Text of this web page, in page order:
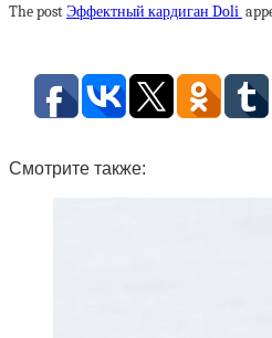
The postЭффектный кардиган Doli
Смотрите также: